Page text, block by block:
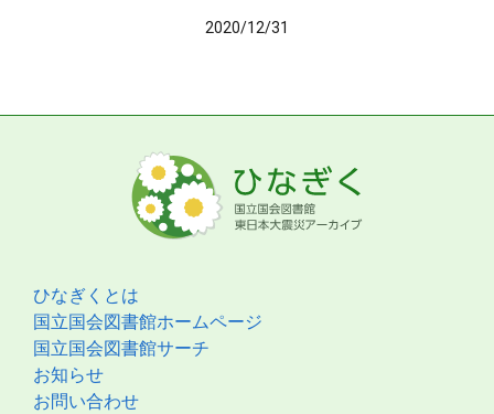
2020/12/31
ひなぎくとは
国立国会図書館ホームページ
国立国会図書館サーチ
お知らせ
お問い合わせ